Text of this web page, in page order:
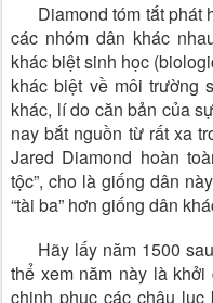
Diamond tóm tắt
các nhóm dân khác
khác biệt sinh học
khác biệt về môi trường
khác, lí do căn bản của
nay bắt nguồn từ rất xa
Jared Diamond hoàn
tộc”, cho là giống dân
“tài ba” hơn giống dân
Hãy lấy năm 1500
thể xem năm này là
chinh phục các châu